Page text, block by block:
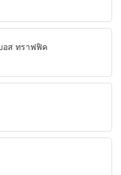
อส ทราฟฟิค